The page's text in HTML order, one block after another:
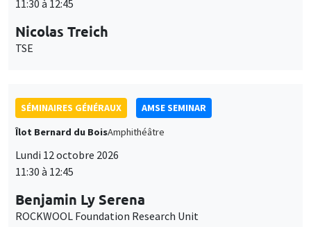
11:30 à 12:45
Nicolas Treich
TSE
SÉMINAIRES GÉNÉRAUX
AMSE SEMINAR
Îlot Bernard du BoisAmphithéâtre
Lundi 12 octobre 2026
11:30 à 12:45
Benjamin Ly Serena
ROCKWOOL Foundation Research Unit